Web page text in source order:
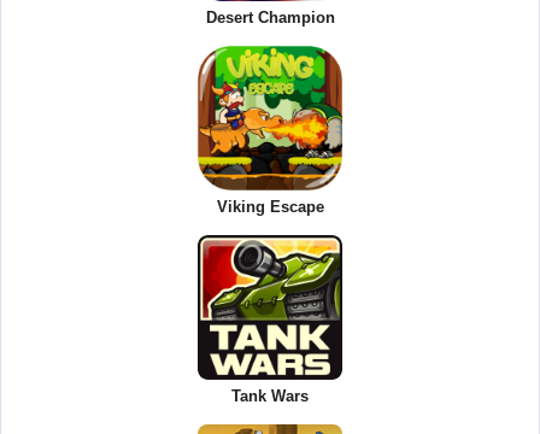
Desert Champion
Viking Escape
Tank Wars